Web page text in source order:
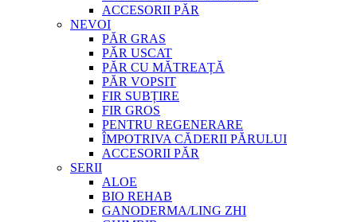
ACCESORII PĂR
NEVOI
PĂR GRAS
PĂR USCAT
PĂR CU MĂTREAȚĂ
PĂR VOPSIT
FIR SUBȚIRE
FIR GROS
PENTRU REGENERARE
ÎMPOTRIVA CĂDERII PĂRULUI
ACCESORII PĂR
SERII
ALOE
BIO REHAB
GANODERMA/LING ZHI